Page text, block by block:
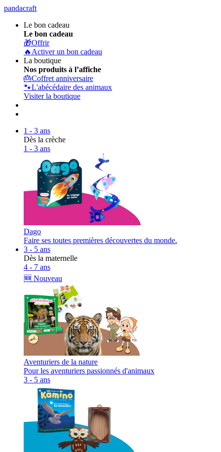
pandacraft
Le bon cadeau
Le bon cadeau
🎁Offrir
🔥 Activer un bon cadeau
La boutique
Nos produits à l’affiche
🎂Coffret anniversaire
🐾L'abécédaire des animaux
Visiter la boutique
1 - 3 ans
Dès la crèche
1 - 3 ans
Dago
Faire ses toutes premières découvertes du monde.
3 - 5 ans
Dès la maternelle
4 - 7 ans
🆕 Nouveau
Aventuriers de la nature
Pour les aventuriers passionnés d'animaux
3 - 5 ans